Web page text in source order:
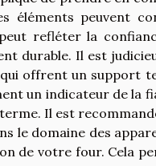
éléments peuvent
refléter la
durable. Il est
offrent un support
un indicateur de la
Il est
le domaine des
de votre four. Cela